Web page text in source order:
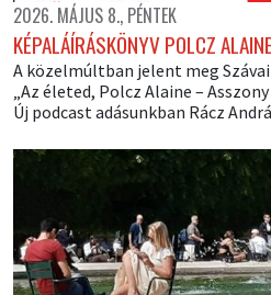
2026. MÁJUS 8., PÉNTEK
KÉPALÁÍRÁSKÖNYV POLCZ
A közelmúltban jelent meg
„Az életed, Polcz Alaine –
Új podcast adásunkban Rácz